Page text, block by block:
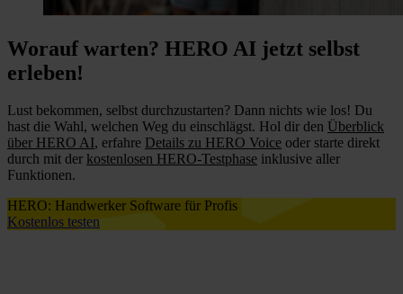
Worauf warten? HERO AI jetzt selbst
erleben!
Lust bekommen, selbst durchzustarten? Dann nichts wie los! Du
hast die Wahl, welchen Weg du einschlägst. Hol dir den Überblick
über HERO AI, erfahre Details zu HERO Voice oder starte direkt
durch mit der kostenlosen HERO-Testphase inklusive aller
Funktionen.
HERO: Handwerker Software für Profis
Kostenlos testen